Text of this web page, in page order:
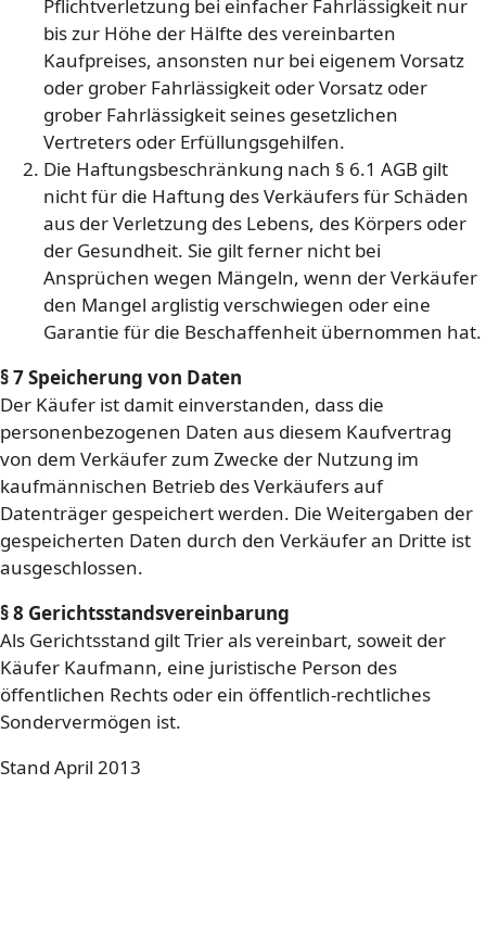
Pflichtverletzung bei einfacher Fahrlässigkeit nur
bis zur Höhe der Hälfte des vereinbarten
Kaufpreises, ansonsten nur bei eigenem Vorsatz
oder grober Fahrlässigkeit oder Vorsatz oder
grober Fahrlässigkeit seines gesetzlichen
Vertreters oder Erfüllungsgehilfen.
Die Haftungsbeschränkung nach § 6.1 AGB gilt
nicht für die Haftung des Verkäufers für Schäden
aus der Verletzung des Lebens, des Körpers oder
der Gesundheit. Sie gilt ferner nicht bei
Ansprüchen wegen Mängeln, wenn der Verkäufer
den Mangel arglistig verschwiegen oder eine
Garantie für die Beschaffenheit übernommen hat.
§ 7 Speicherung von Daten
Der Käufer ist damit einverstanden, dass die
personenbezogenen Daten aus diesem Kaufvertrag
von dem Verkäufer zum Zwecke der Nutzung im
kaufmännischen Betrieb des Verkäufers auf
Datenträger gespeichert werden. Die Weitergaben der
gespeicherten Daten durch den Verkäufer an Dritte ist
ausgeschlossen.
§ 8 Gerichtsstandsvereinbarung
Als Gerichtsstand gilt Trier als vereinbart, soweit der
Käufer Kaufmann, eine juristische Person des
öffentlichen Rechts oder ein öffentlich-rechtliches
Sondervermögen ist.
Stand April 2013